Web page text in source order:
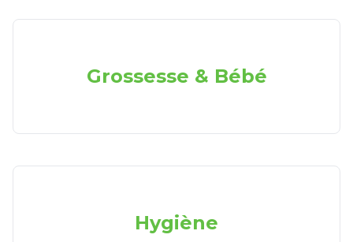
Grossesse & Bébé
Hygiène